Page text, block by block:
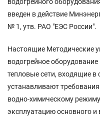
введен в действие
№ 1, утв. РАО "ЕЭС России".
Настоящие Методические
водогрейное
тепловые сети, входящие в
устанавливают
водно-химическому
эксплуатацию основного и